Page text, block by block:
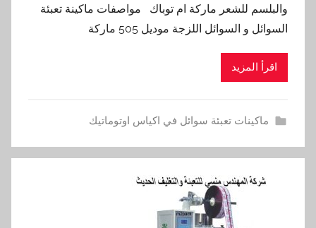
والبلسم للشعر ماركة ام توباك مواصفات ماكينة تعبئة
السوائل و السوائل اللزجة موديل 505 ماركة
اقرأ المزيد
ماكينات تعبئة سوائل في اكياس اوتوماتيك